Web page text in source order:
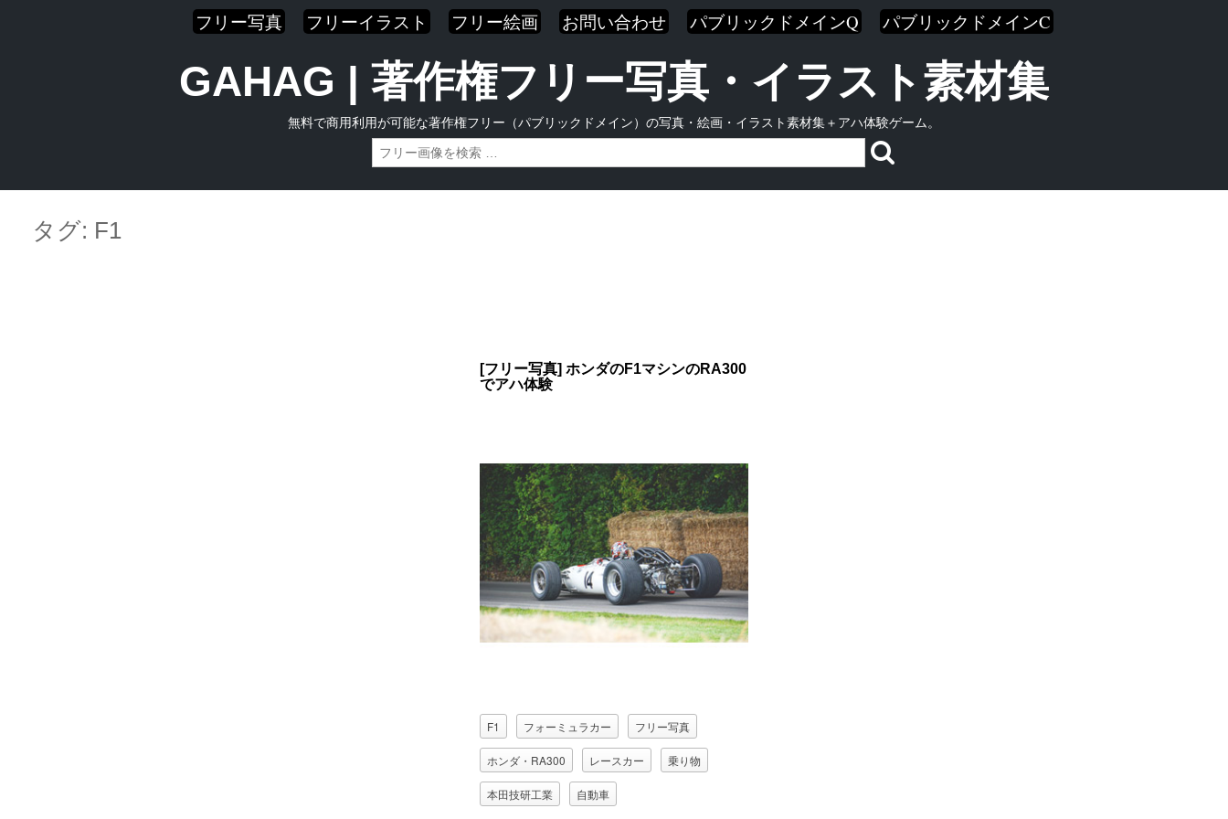
フリー写真 フリーイラスト フリー絵画 お問い合わせ パブリックドメインQ パブリックドメインC
GAHAG | 著作権フリー写真・イラスト素材集
無料で商用利用が可能な著作権フリー（パブリックドメイン）の写真・絵画・イラスト素材集＋アハ体験ゲーム。
contentタグ: F1
[フリー写真] ホンダのF1マシンのRA300
でアハ体験
F1 フォーミュラカー フリー写真
ホンダ・RA300 レースカー 乗り物
本田技研工業 自動車